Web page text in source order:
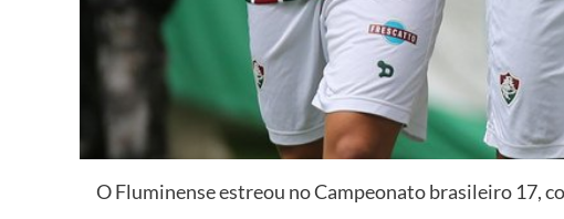
O Fluminense estreou no Campeonato brasileiro 17,